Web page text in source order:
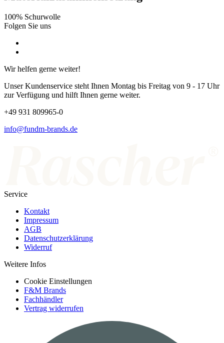
100% Schurwolle
Folgen Sie uns
Wir helfen gerne weiter!
Unser Kundenservice steht Ihnen Montag bis Freitag von 9 - 17 Uhr
zur Verfügung und hilft Ihnen gerne weiter.
+49 931 809965-0
info@fundm-brands.de
Service
Kontakt
Impressum
AGB
Datenschutzerklärung
Widerruf
Weitere Infos
Cookie Einstellungen
F&M Brands
Fachhändler
Vertrag widerrufen